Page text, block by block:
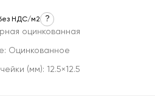
оцинкованная
Оцинкованное
(мм): 12.5×12.5
НДС/м2 ?